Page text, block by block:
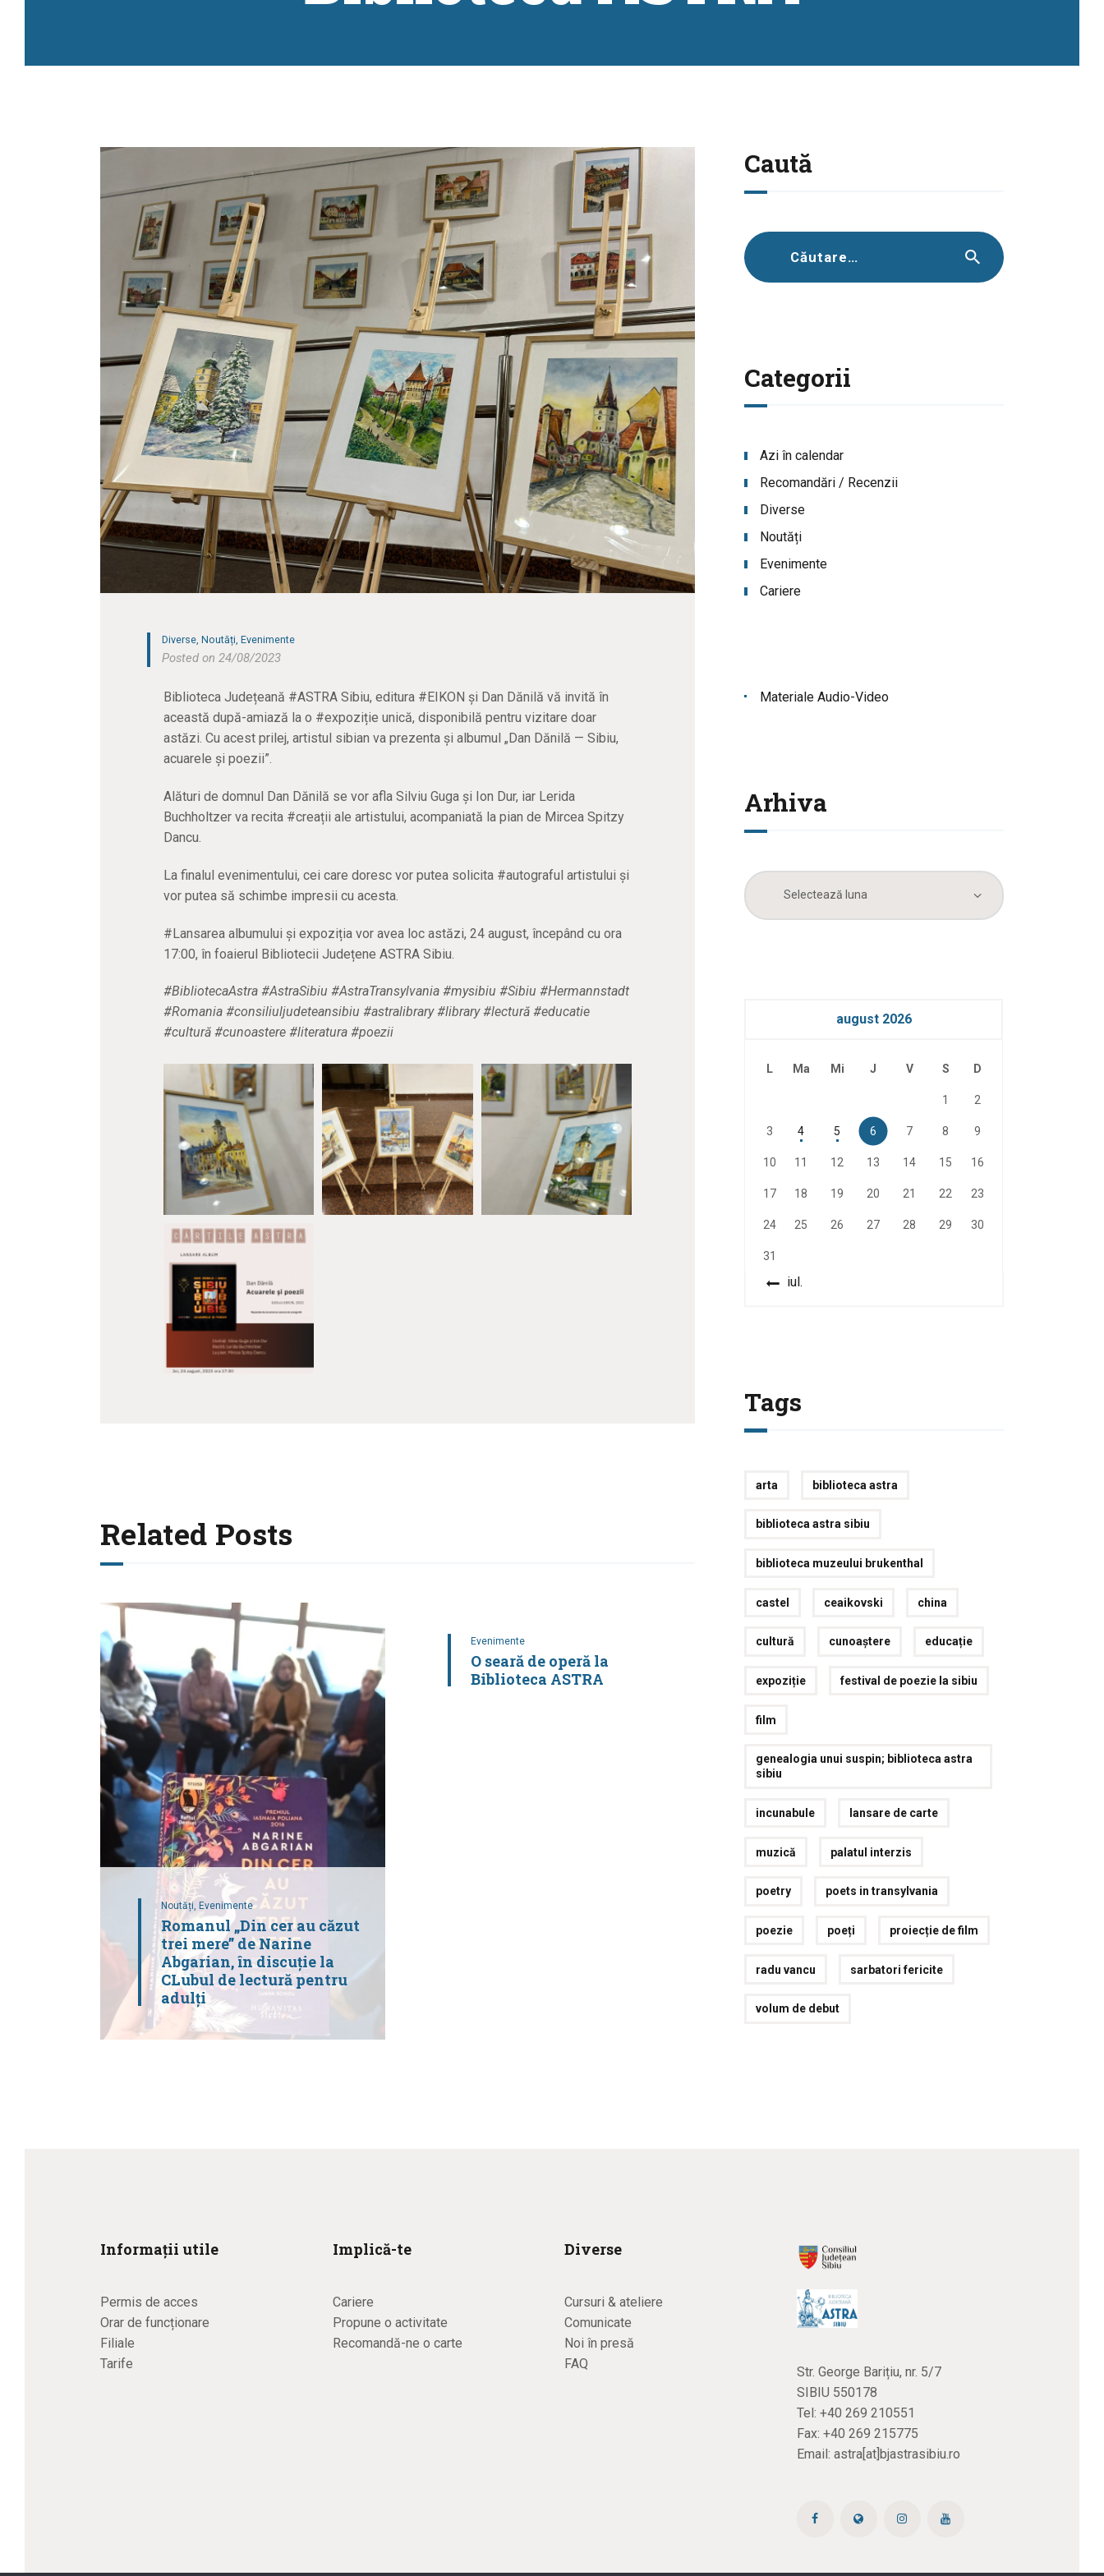
Diverse,Noutăți,Evenimente
Posted on 24/08/2023
Biblioteca Județeană #ASTRA Sibiu, editura #EIKON și Dan Dănilă vă invită în
această după-amiază la o #expoziție unică, disponibilă pentru vizitare doar
astăzi. Cu acest prilej, artistul sibian va prezenta și albumul „Dan Dănilă — Sibiu,
acuarele și poezii”.
Alături de domnul Dan Dănilă se vor afla Silviu Guga și Ion Dur, iar Lerida
Buchholtzer va recita #creații ale artistului, acompaniată la pian de Mircea Spitzy
Dancu.
La finalul evenimentului, cei care doresc vor putea solicita #autograful artistului și
vor putea să schimbe impresii cu acesta.
#Lansarea albumului și expoziția vor avea loc astăzi, 24 august, începând cu ora
17:00, în foaierul Bibliotecii Județene ASTRA Sibiu.
#BibliotecaAstra #AstraSibiu #AstraTransylvania #mysibiu #Sibiu #Hermannstadt
#Romania #consiliuljudeteansibiu #astralibrary #library #lectură #educatie
#cultură #cunoastere #literatura #poezii
Related Posts
Noutăți, Evenimente
Romanul „Din cer au căzut
trei mere” de Narine
Abgarian, în discuție la
CLubul de lectură pentru
adulți
Evenimente
O seară de operă la
Biblioteca ASTRA
Caută
Caută
după:
Categorii
Azi în calendar
Recomandări / Recenzii
Diverse
Noutăți
Evenimente
Cariere
Materiale Audio-Video
Arhiva
Arhiva
august 2026
L Ma Mi J V S D
1 2
3 4 5 6 7 8 9
10 11 12 13 14 15 16
17 18 19 20 21 22 23
24 25 26 27 28 29 30
31
« iul.
Tags
arta biblioteca astra
biblioteca astra sibiu
biblioteca muzeului brukenthal
castel ceaikovski china
cultură cunoaștere educație
expoziție festival de poezie la sibiu
film
genealogia unui suspin; biblioteca astra
sibiu
incunabule lansare de carte
muzică palatul interzis
poetry poets in transylvania
poezie poeți proiecție de film
radu vancu sarbatori fericite
volum de debut
Informații utile
Permis de acces
Orar de funcționare
Filiale
Tarife
Implică-te
Cariere
Propune o activitate
Recomandă-ne o carte
Diverse
Cursuri & ateliere
Comunicate
Noi în presă
FAQ
Str. George Barițiu, nr. 5/7
SIBIU 550178
Tel: +40 269 210551
Fax: +40 269 215775
Email: astra[at]bjastrasibiu.ro